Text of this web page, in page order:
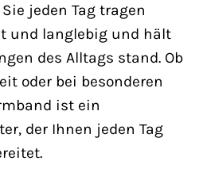
jeden Tag tragen
und langlebig und hält
des Alltags stand. Ob
oder bei besonderen
ist ein
der Ihnen jeden Tag